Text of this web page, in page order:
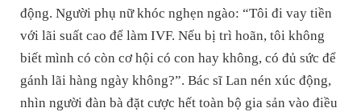
động. Người phụ nữ khóc nghẹn ngào: “Tôi đi vay tiền
với lãi suất cao để làm IVF. Nếu bị trì hoãn, tôi không
biết mình có còn cơ hội có con hay không, có đủ sức để
gánh lãi hàng ngày không?”. Bác sĩ Lan nén xúc động,
nhìn người đàn bà đặt cược hết toàn bộ gia sản vào điều